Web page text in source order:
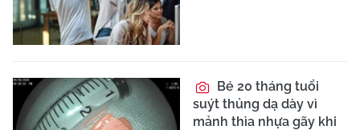
Bé 20 tháng tuổi
suýt thủng dạ dày vì
mảnh thìa nhựa gãy khi